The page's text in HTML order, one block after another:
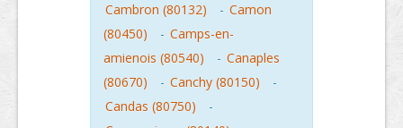
Cambron (80132)
- Camon
(80450)
- Camps-en-
amienois (80540)
- Canaples
(80670)
- Canchy (80150)
-
Candas (80750)
-